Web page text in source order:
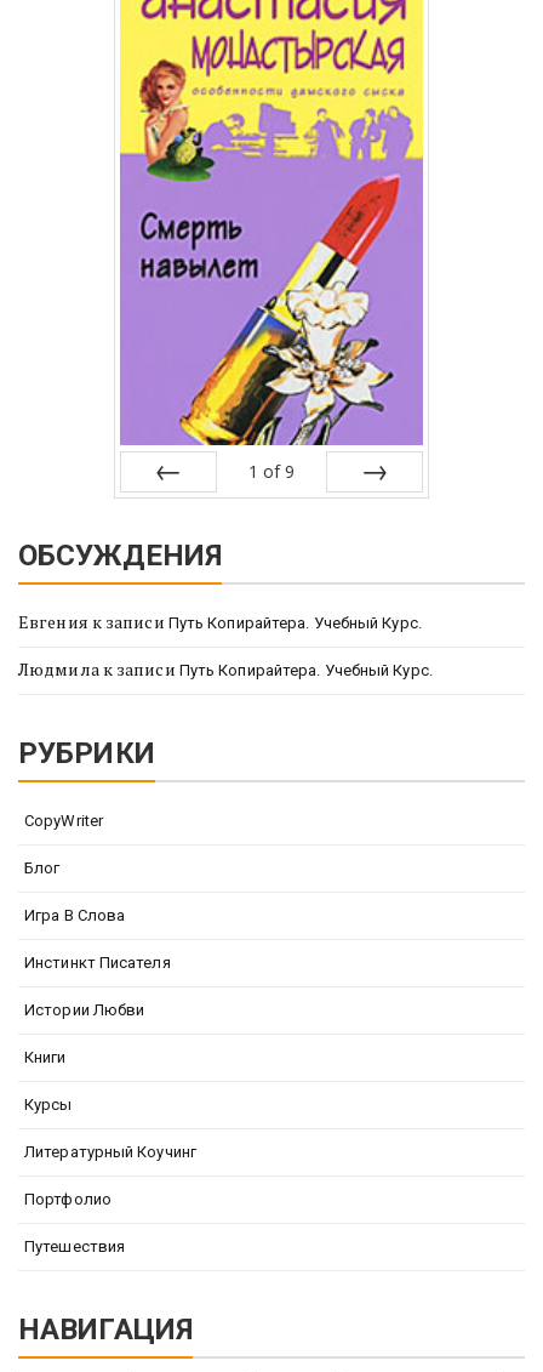
1 of 9
ОБСУЖДЕНИЯ
Евгения к записи Путь Копирайтера. Учебный Курс.
Людмилак записи Путь Копирайтера. Учебный Курс.
РУБРИКИ
CopyWriter
Блог
Игра В Слова
Инстинкт Писателя
Истории Любви
Книги
Курсы
Литературный Коучинг
Портфолио
Путешествия
НАВИГАЦИЯ